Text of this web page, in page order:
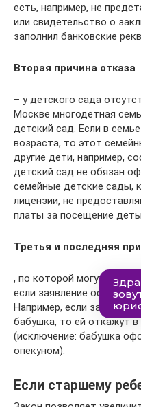
есть, например, не
или свидетельство о
заполнил банковские
Вторая причина отказа
– у детского сада
Москве многодетная
детский сад. Если в
возраста, то этот
другие дети, например,
детский сад не обязан
семейные детские сады,
лицензии, не
платы за посещение
Третья и последняя
, по которой могут не
если заявление
Например, если
бабушка, то ей откажут
(исключение: бабушка
опекуном).
Если старшему